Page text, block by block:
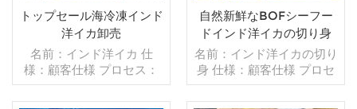
内 起源：中国 ブランド：
fu wang hang
以内 起源：中国 ブラン
ド：fu wang hang
トップセール海冷凍インド
洋イカ卸売
名前：インド洋イカ 仕
様：顧客仕様 プロセス：
なし グレージング：BQF
40％（カスタマイズ可
自然新鮮なBOFシーフー
ドインド洋イカの切り身
名前：インド洋イカの切り
身 仕様：顧客仕様 プロセ
ス：カット グレージン
グ：BQF 40％（カスタマ